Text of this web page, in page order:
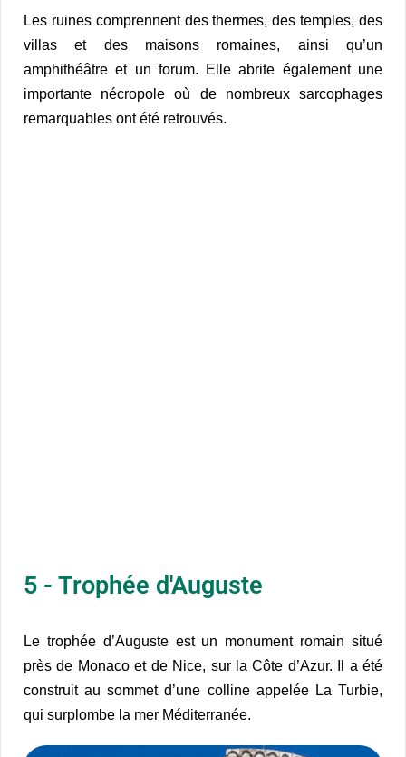
Les ruines comprennent des thermes, des temples, des
villas et des maisons romaines, ainsi qu’un
amphithéâtre et un forum. Elle abrite également une
importante nécropole où de nombreux sarcophages
remarquables ont été retrouvés.
5 - Trophée d'Auguste
Le trophée d’Auguste est un monument romain situé
près de Monaco et de Nice, sur la Côte d’Azur. Il a été
construit au sommet d’une colline appelée La Turbie,
qui surplombe la mer Méditerranée.